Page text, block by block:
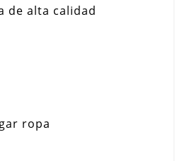
de alta calidad
ropa